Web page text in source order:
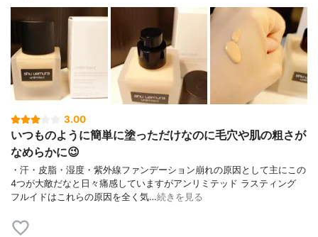
3.00
いつものように簡単に塗っただけなのに毛穴や肌の粗さが
なめらかに😉
・汗・皮脂・湿度・紫外線ファンデーション崩れの原因として主にこの
4つが大敵だなと日々痛感していますがアンリミテッド ラスティング
フルイドはこれらの原因を全く気…続きを見る